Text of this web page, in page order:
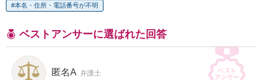
本名・住所・電話番号が不明
ベストアンサーに選ばれた回答
匿名A 弁護士